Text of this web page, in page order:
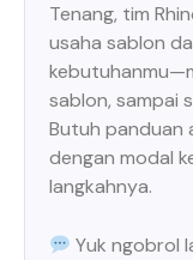
Tenang, tim
usaha sablon
sablon, sampai
Butuh panduan
dengan modal
langkahnya.
Yuk ngobrol